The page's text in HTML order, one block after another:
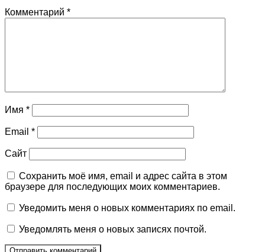
Комментарий *
Имя *
Email *
Сайт
Сохранить моё имя, email и адрес сайта в этом
браузере для последующих моих комментариев.
Уведомить меня о новых комментариях по email.
Уведомлять меня о новых записях почтой.